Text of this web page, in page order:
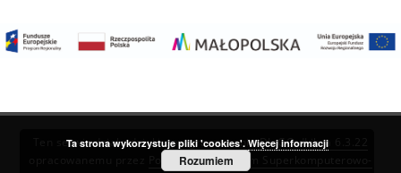
Ten serwis działa dzięki oprogramowaniuDInGO dLibra 6.3.22
Poznańskie Centrum Superkomputerowo-
Ta strona wykorzystuje pliki 'cookies'. Więcej informacji
Rozumiem